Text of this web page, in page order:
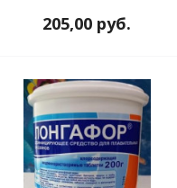
205,00 руб.